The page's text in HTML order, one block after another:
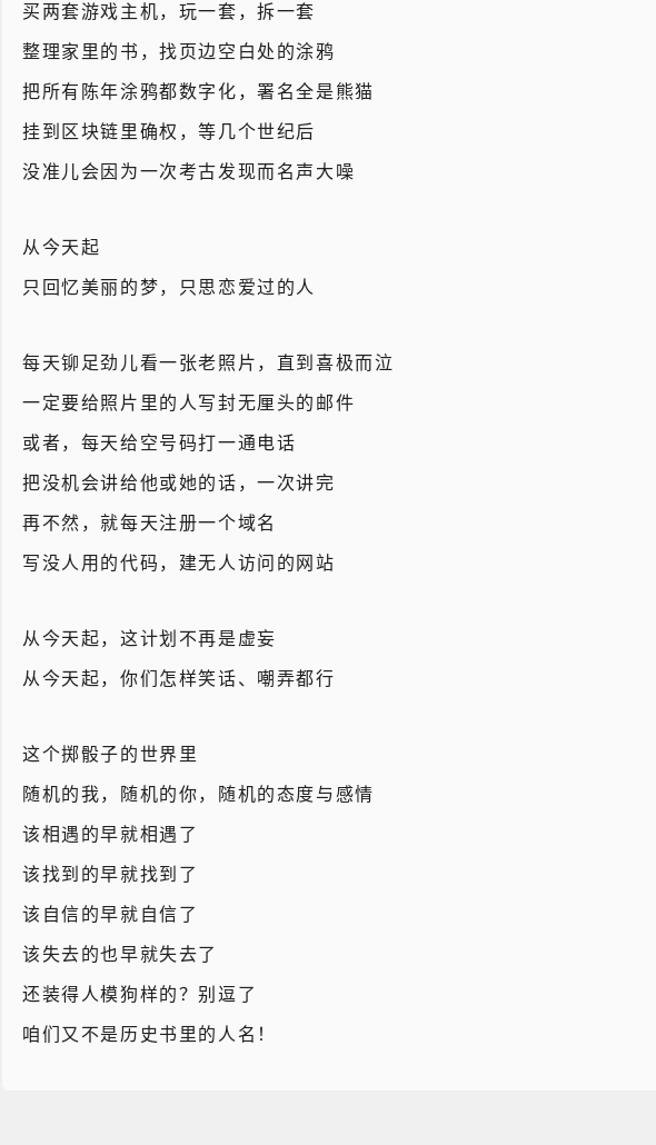
买两套游戏主机，玩一套，拆一套
整理家里的书，找页边空白处的涂鸦
把所有陈年涂鸦都数字化，署名全是熊猫
挂到区块链里确权，等几个世纪后
没准儿会因为一次考古发现而名声大噪
从今天起
只回忆美丽的梦，只思恋爱过的人
每天铆足劲儿看一张老照片，直到喜极而泣
一定要给照片里的人写封无厘头的邮件
或者，每天给空号码打一通电话
把没机会讲给他或她的话，一次讲完
再不然，就每天注册一个域名
写没人用的代码，建无人访问的网站
从今天起，这计划不再是虚妄
从今天起，你们怎样笑话、嘲弄都行
这个掷骰子的世界里
随机的我，随机的你，随机的态度与感情
该相遇的早就相遇了
该找到的早就找到了
该自信的早就自信了
该失去的也早就失去了
还装得人模狗样的？别逗了
咱们又不是历史书里的人名！